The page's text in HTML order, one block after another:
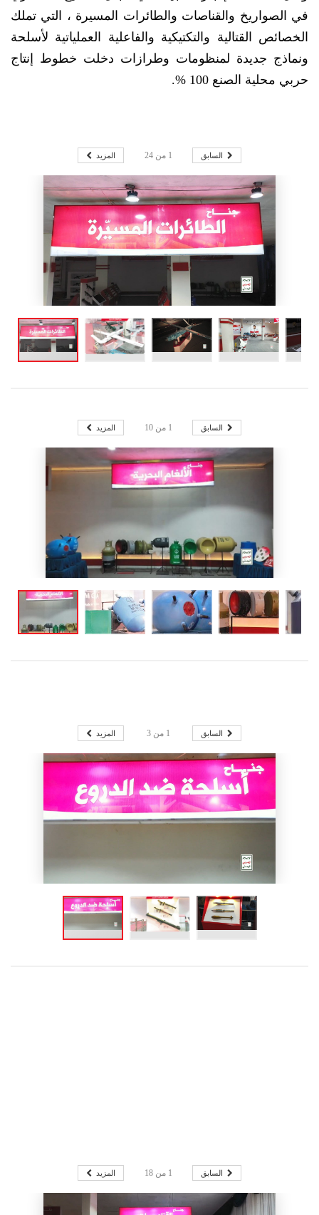
في الصواريخ والقناصات والطائرات المسيرة ، التي تملك
الخصائص القتالية والتكتيكية والفاعلية العملياتية لأسلحة
ونماذج جديدة لمنظومات وطرازات دخلت خطوط إنتاج
حربي محلية الصنع 100 %.
السابق 1 من24 المزيد
السابق 1 من10 المزيد
السابق 1 من3 المزيد
السابق 1 من18 المزيد